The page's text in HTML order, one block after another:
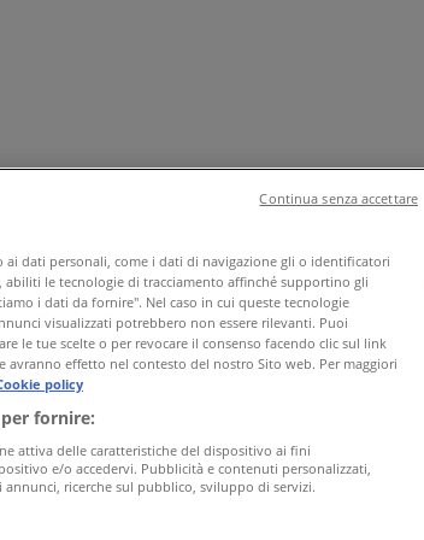
MotoriSalute e BenessereInfanzia e giochi
ai dati personali, come i dati di navigazione gli o identificatori
le tecnologie di tracciamento affinché supportino gli
i dati da fornire". Nel caso in cui queste tecnologie
visualizzati potrebbero non essere rilevanti. Puoi
le tue scelte o per revocare il consenso facendo clic sul link
effetto nel contesto del nostro Sito web. Per maggiori
policy
fornire:
attiva delle caratteristiche del dispositivo ai fini
e/o accedervi. Pubblicità e contenuti personalizzati,
ricerche sul pubblico, sviluppo di servizi.
Continua senza accettare